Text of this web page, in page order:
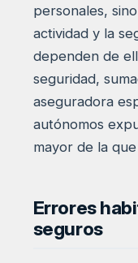
personales,
actividad y la
dependen de
seguridad,
aseguradora
autónomos
mayor de la
Errores
seguros